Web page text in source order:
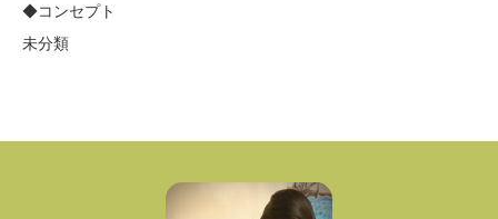
◆コンセプト
未分類